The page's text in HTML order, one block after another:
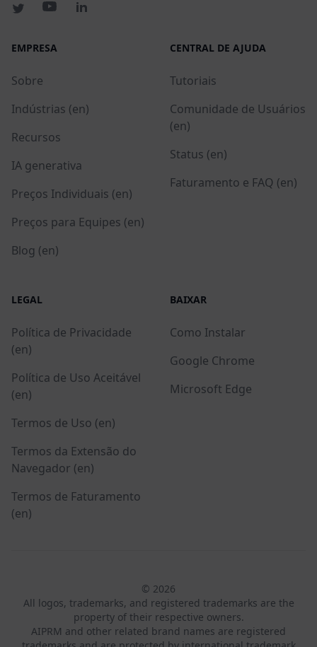
EMPRESA
Sobre
Indústrias (en)
Recursos
IA generativa
Preços Individuais (en)
Preços para Equipes (en)
Blog (en)
CENTRAL DE AJUDA
Tutoriais
Comunidade de Usuários
(en)
Status (en)
Faturamento e FAQ (en)
LEGAL
Política de Privacidade
(en)
Política de Uso Aceitável
(en)
Termos de Uso (en)
Termos da Extensão do
Navegador (en)
Termos de Faturamento
(en)
BAIXAR
Como Instalar
Google Chrome
Microsoft Edge
© 2026
All logos, trademarks, and registered trademarks are the
property of their respective owners.
AIPRM and other related brand names are registered